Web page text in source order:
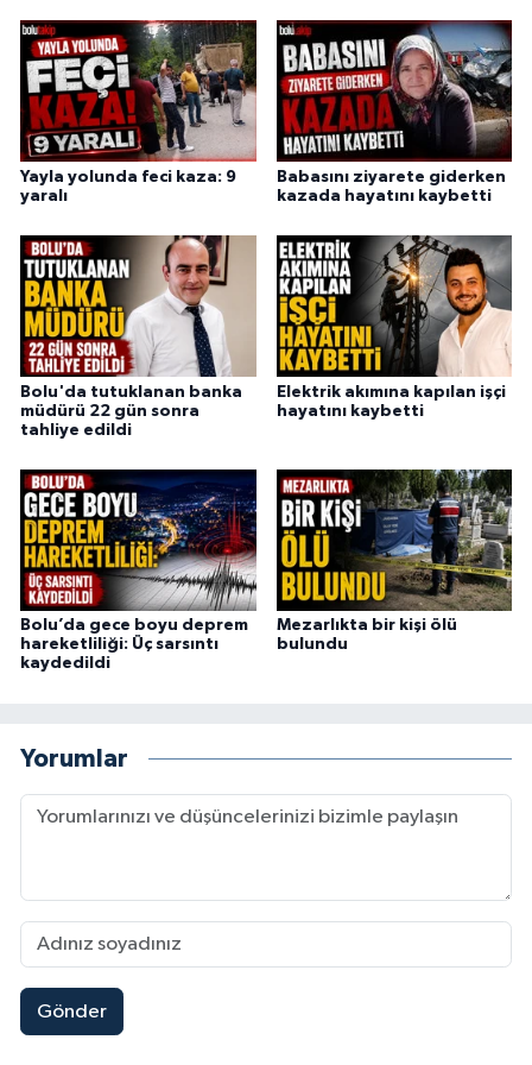
Yayla yolunda feci kaza: 9
yaralı
Babasını ziyarete giderken
kazada hayatını kaybetti
Bolu'da tutuklanan banka
müdürü 22 gün sonra
tahliye edildi
Elektrik akımına kapılan işçi
hayatını kaybetti
Bolu’da gece boyu deprem
hareketliliği: Üç sarsıntı
kaydedildi
Mezarlıkta bir kişi ölü
bulundu
Yorumlar
Gönder